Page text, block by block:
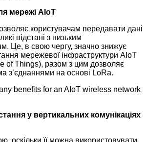
мережі AIoT
користувачам передавати дані
відстані з низьким
Це, в свою чергу, значно знижує
мережевої інфраструктури AIoT
of Things), разом з цим дозволяє
з’єднаннями на основі LoRa.
у вертикальних комунікаціях
оскільки її можна використовувати